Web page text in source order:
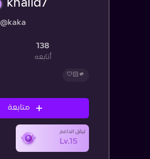
@kaka
138
أتابعه
🫵🏻🤍
متابعة
ليڤل الداعم
Lv.15